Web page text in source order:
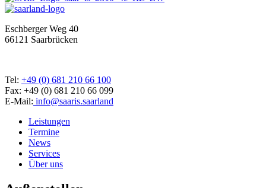
Eschberger Weg 40
66121 Saarbrücken
Tel: +49 (0) 681 210 66 100
Fax: +49 (0) 681 210 66 099
E-Mail: info@saaris.saarland
Leistungen
Termine
News
Services
Über uns